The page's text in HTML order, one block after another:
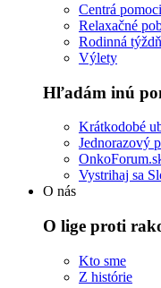
Centrá pomoci
Relaxačné
Rodinná
Výlety
Hľadám inú
Krátkodobé
Jednorazový
Vystrihaj sa
O nás
O lige proti
Kto sme
Z histórie